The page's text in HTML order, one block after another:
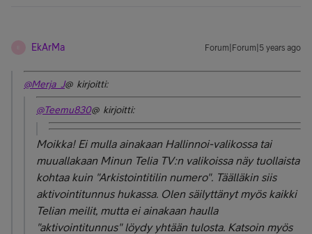
EkArMa Forum|Forum|5 years ago
@Merja_J@ kirjoitti:
@Teemu830@ kirjoitti:
Moikka! Ei mulla ainakaan Hallinnoi-valikossa tai
muuallakaan Minun Telia TV:n valikoissa näy tuollaista
kohtaa kuin "Arkistointitilin numero". Täälläkin siis
aktivointitunnus hukassa. Olen säilyttänyt myös kaikki
Telian meilit, mutta ei ainakaan haulla
"aktivointitunnus" löydy yhtään tulosta. Katsoin myös